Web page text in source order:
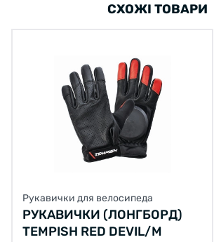
СХОЖІ ТОВАРИ
Рукавички для велосипеда
РУКАВИЧКИ (ЛОНГБОРД)
TEMPISH RED DEVIL/M